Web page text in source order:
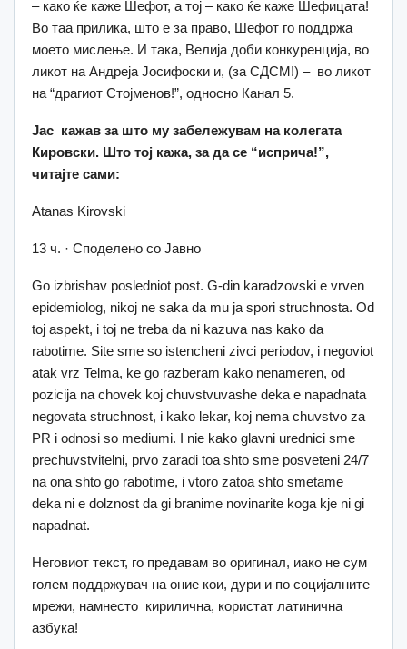
– како ќе каже Шефот, а тој – како ќе каже Шефицата!
Во таа прилика, што е за право, Шефот го поддржа
моето мислење. И така, Велија доби конкуренција, во
ликот на Андреја Јосифоски и, (за СДСМ!) – во ликот
на “драгиот Стојменов!”, односно Канал 5.
Јас кажав за што му забележувам на колегата
Кировски. Што тој кажа, за да се “исприча!”,
читајте сами:
Atanas Kirovski
13 ч. · Споделено со Јавно
Go izbrishav posledniot post. G-din karadzovski e vrven
epidemiolog, nikoj ne saka da mu ja spori struchnosta. Od
toj aspekt, i toj ne treba da ni kazuva nas kako da
rabotime. Site sme so istencheni zivci periodov, i negoviot
atak vrz Telma, ke go razberam kako nenameren, od
pozicija na chovek koj chuvstvuvashe deka e napadnata
negovata struchnost, i kako lekar, koj nema chuvstvo za
PR i odnosi so mediumi. I nie kako glavni urednici sme
prechuvstvitelni, prvo zaradi toa shto sme posveteni 24/7
na ona shto go rabotime, i vtoro zatoa shto smetame
deka ni e dolznost da gi branime novinarite koga kje ni gi
napadnat.
Неговиот текст, го предавам во оригинал, иако не сум
голем поддржувач на оние кои, дури и по социјалните
мрежи, намнесто кирилична, користат латинична
азбука!